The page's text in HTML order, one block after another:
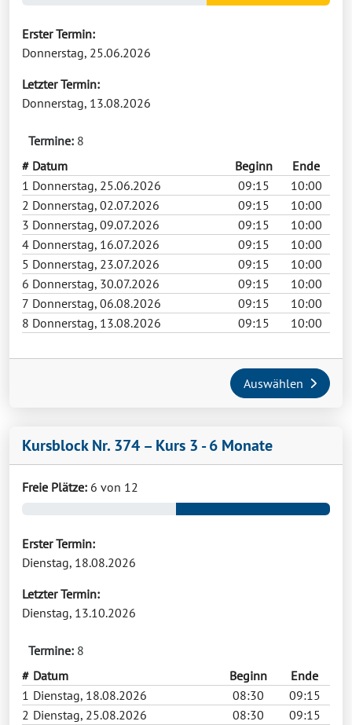
Erster Termin:
Donnerstag, 25.06.2026
Letzter Termin:
Donnerstag, 13.08.2026
Termine: 8
# Datum Beginn
Ende
1 Donnerstag, 25.06.2026 09:15
10:00
2 Donnerstag, 02.07.2026 09:15
10:00
3 Donnerstag, 09.07.2026 09:15
10:00
4 Donnerstag, 16.07.2026 09:15
10:00
5 Donnerstag, 23.07.2026 09:15
10:00
6 Donnerstag, 30.07.2026 09:15
10:00
7 Donnerstag, 06.08.2026 09:15
10:00
8 Donnerstag, 13.08.2026 09:15 10:00
Auswählen
Kursblock Nr. 374 – Kurs 3 - 6 Monate
Freie Plätze: 6 von 12
Erster Termin:
Dienstag, 18.08.2026
Letzter Termin:
Dienstag, 13.10.2026
Termine: 8
# Datum Beginn
Ende
1 Dienstag, 18.08.2026 08:30
09:15
2 Dienstag, 25.08.2026 08:30
09:15